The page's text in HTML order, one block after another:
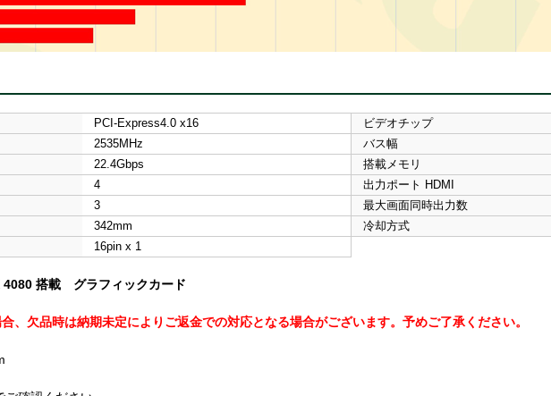
PCI-Express4.0 x16 ビデオチップ
2535MHz バス幅
22.4Gbps 搭載メモリ
4 出力ポート HDMI
3 最大画面同時出力数
342mm 冷却方式
16pin x 1
搭載 グラフィックカード
、欠品時は納期未定によりご返金での対応となる場合がございます。予めご了承ください。